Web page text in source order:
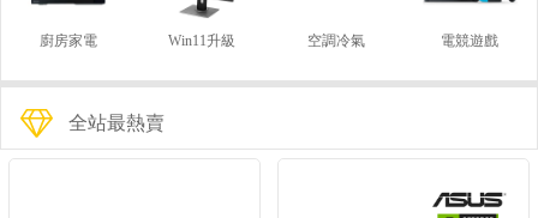
廚房家電 Win11升級 空調冷氣 電競遊戲
全站最熱賣